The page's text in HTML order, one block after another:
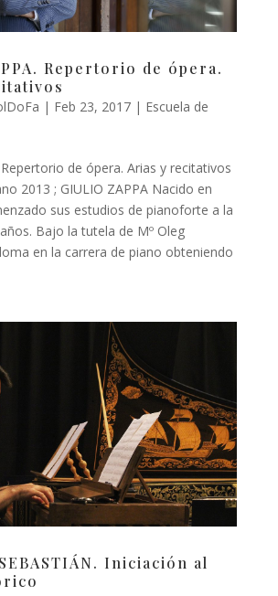
Repertorio de ópera.
| Feb 23, 2017| Escuela de
de ópera. Arias y recitativos
2013 ; GIULIO ZAPPA Nacido en
sus estudios de pianoforte a la
Bajo la tutela de Mº Oleg
en la carrera de piano obteniendo
Iniciación al